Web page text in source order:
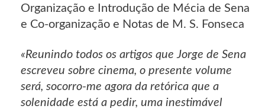
Organização e Introdução de Mécia de Sena
e Co-organização e Notas de M. S. Fonseca
«Reunindo todos os artigos que Jorge de Sena
escreveu sobre cinema, o presente volume
será, socorro-me agora da retórica que a
solenidade está a pedir, uma inestimável